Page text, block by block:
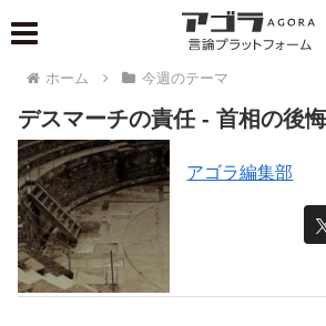
ホーム 今週のテーマ
デスマーチの責任 - 首相の
アゴラ編集部